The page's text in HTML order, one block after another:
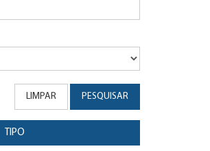
LIMPAR PESQUISAR
TIPO